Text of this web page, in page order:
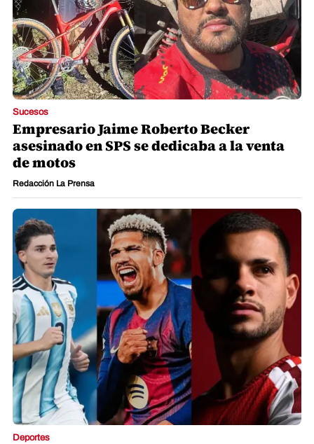
Sucesos
Empresario Jaime Roberto Becker
asesinado en SPS se dedicaba a la venta
de motos
Redacción La Prensa
Deportes